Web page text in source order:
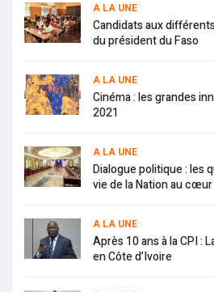
A LA UNE
Candidats aux
du président du Faso
A LA UNE
Cinéma : les grandes
2021
A LA UNE
Dialogue politique : les
vie de la Nation au
A LA UNE
Après 10 ans à la CPI :
en Côte d’Ivoire